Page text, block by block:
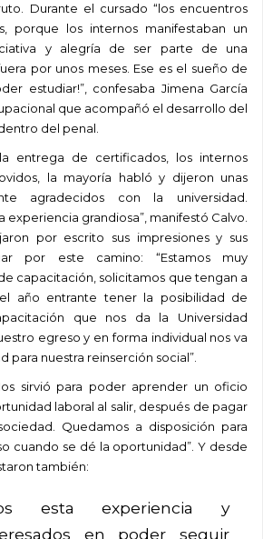
Durante el cursado “los encuentros
porque los internos manifestaban un
y alegría de ser parte de una
por unos meses. Ese es el sueño de
estudiar!”, confesaba Jimena García
que acompañó el desarrollo del
del penal.
entrega de certificados, los internos
la mayoría habló y dijeron unas
agradecidos con la universidad.
experiencia grandiosa”, manifestó Calvo.
por escrito sus impresiones y sus
por este camino: “Estamos muy
capacitación, solicitamos que tengan a
año entrante tener la posibilidad de
que nos da la Universidad
egreso y en forma individual nos va
para nuestra reinserción social”.
sirvió para poder aprender un oficio
laboral al salir, después de pagar
Quedamos a disposición para
cuando se dé la oportunidad”. Y desde
también:
esta experiencia y
en poder seguir